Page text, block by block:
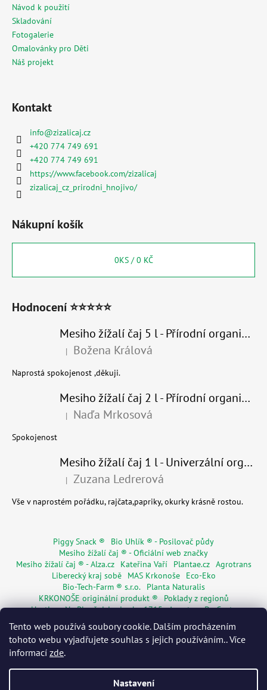
Tento web používá soubory cookie. Dalším procházením
tohoto webu vyjadřujete souhlas s jejich používáním.. Více
informací zde.
Nastavení
Návod k použití
Skladování
Fotogalerie
Omalovánky pro Děti
Náš projekt
Kontakt
info@zizalicaj.cz
+420 774 749 691
+420 774 749 691
https://www.facebook.com/zizalicaj
zizalicaj_cz_prirodni_hnojivo/
Nákupní košík
0KS /0 KČ
Hodnocení ⭐⭐⭐⭐⭐
Mesiho žížalí čaj 5 l - Přírodní organické hnojivo 100% nature
Hodnocení produktu je 5 z 5 hvězdiček.
| Božena Králová
Naprostá spokojenost ,děkuji.
Mesiho žížalí čaj 2 l - Přírodní organické hnojivo 100% nature - recyklovaný obal
Hodnocení produktu je 5 z 5 hvězdiček.
| Naďa Mrkosová
Spokojenost
Mesiho žížalí čaj 1 l - Univerzální organické hnojivo
Hodnocení produktu je 5 z 5 hvězdiček.
| Zuzana Ledrerová
Vše v naprostém pořádku, rajčata,papriky, okurky krásně rostou.
Piggy Snack ®
Bio Uhlík ® - Posilovač půdy
Mesiho žížalí čaj ® - Oficiální web značky
Mesiho žížalí čaj ® - Alza.cz
Kateřina Vaří Plantae.cz Agrotrans
Liberecký kraj sobě
MAS Krkonoše
Eco-Eko
Bio-Tech-Farm ® s.r.o.
Planta Naturalis
KRKONOŠE originální produkt ®
Poklady z regionů
Hostinec Na Ploužnici od roku 1715 Agentura De Costy
Živá Dřevěnka
Regionální značky
Květinářství Mia s.r.o.
Rodinné pasy
Senior pas WORMÁK